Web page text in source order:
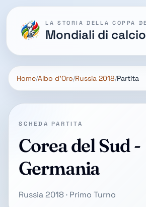
Mondiali di calcio
Home Albo d'Oro Russia 2018 Partita
SCHEDA PARTITA
Corea del Sud -
Germania
Russia 2018 · Primo Turno